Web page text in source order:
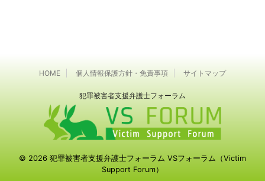
HOME 個人情報保護方針・免責事項 サイトマップ
犯罪被害者⽀援弁護⼠フォーラム
© 2026 犯罪被害者⽀援弁護⼠フォーラム VSフォーラム（Victim
Support Forum）